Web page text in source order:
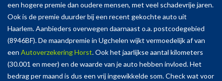
een hogere premie dan oudere mensen, met veel schadevrije jaren.
Ook is de premie duurder bij een recent gekochte auto uit
Haarlem. Aanbieders overwegen daarnaast o.a. postcodegebied
(8946BF). De maandpremie in Ugchelen wijkt vermoedelijk af van
een Autoverzekering Horst. Ook het jaarlijkse aantal kilometers
(30.001 en meer) en de waarde van je auto hebben invloed. Het
bedrag per maand is dus een vrij ingewikkelde som. Check wat voor